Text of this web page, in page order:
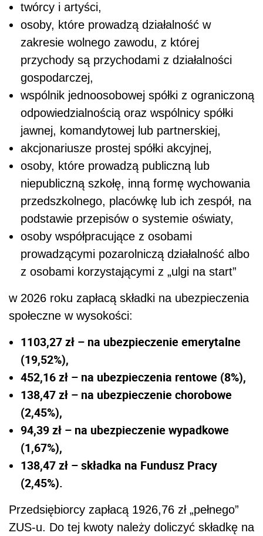
twórcy i artyści,
osoby, które prowadzą działalność w
zakresie wolnego zawodu, z której
przychody są przychodami z działalności
gospodarczej,
wspólnik jednoosobowej spółki z ograniczoną
odpowiedzialnością oraz wspólnicy spółki
jawnej, komandytowej lub partnerskiej,
akcjonariusze prostej spółki akcyjnej,
osoby, które prowadzą publiczną lub
niepubliczną szkołę, inną formę wychowania
przedszkolnego, placówkę lub ich zespół, na
podstawie przepisów o systemie oświaty,
osoby współpracujące z osobami
prowadzącymi pozarolniczą działalność albo
z osobami korzystającymi z „ulgi na start”
w 2026 roku zapłacą składki na ubezpieczenia
społeczne w wysokości:
1103,27 zł – na ubezpieczenie emerytalne
(19,52%),
452,16 zł – na ubezpieczenia rentowe (8%),
138,47 zł – na ubezpieczenie chorobowe
(2,45%),
94,39 zł – na ubezpieczenie wypadkowe
(1,67%),
138,47 zł – składka na Fundusz Pracy
(2,45%).
Przedsiębiorcy zapłacą 1926,76 zł „pełnego”
ZUS-u. Do tej kwoty należy doliczyć składkę na